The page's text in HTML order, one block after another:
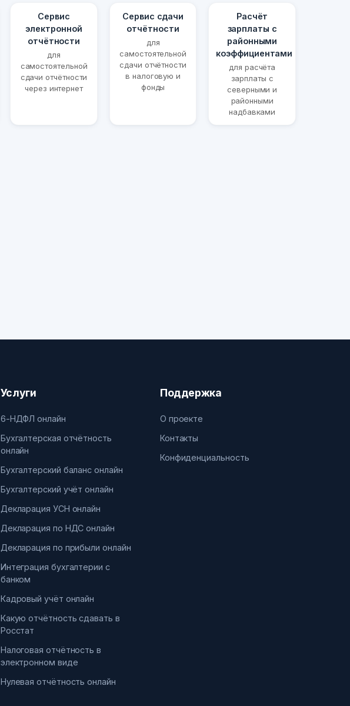
Сервис
электронной
отчётности
для
самостоятельной
сдачи отчётности
через интернет
Сервис сдачи
отчётности
для
самостоятельной
сдачи отчётности
в налоговую и
фонды
Расчёт
зарплаты с
районными
коэффициентами
для расчёта
зарплаты с
северными и
районными
надбавками
Услуги
6-НДФЛ онлайн
Бухгалтерская отчётность
онлайн
Бухгалтерский баланс онлайн
Бухгалтерский учёт онлайн
Декларация УСН онлайн
Декларация по НДС онлайн
Декларация по прибыли онлайн
Интеграция бухгалтерии с
банком
Кадровый учёт онлайн
Какую отчётность сдавать в
Росстат
Налоговая отчётность в
электронном виде
Нулевая отчётность онлайн
Поддержка
О проекте
Контакты
Конфиденциальность